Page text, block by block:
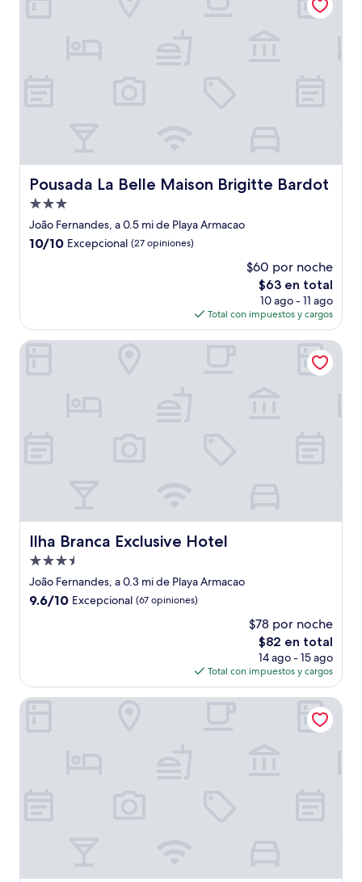
Pousada La Belle Maison Brigitte Bardot
Pousada La Belle Maison Brigitte Bardot
Propiedad
de
3.0
João Fernandes, a 0.5 mi de Playa Armacao
10.0
10/10 Excepcional (27 opiniones)
$60 por noche
El
precio
actual
es
de
$63 en total
10 ago - 11 ago
Total con impuestos y cargos
Ilha Branca Exclusive Hotel
Ilha Branca Exclusive Hotel
Propiedad
de
3.5
João Fernandes, a 0.3 mi de Playa Armacao
9.6
9.6/10 Excepcional (67 opiniones)
$78 por noche
El
precio
actual
es
de
$82 en total
14 ago - 15 ago
Total con impuestos y cargos
Ilha Branca Exclusive Hotel
Abracadabra Boutique Hotel